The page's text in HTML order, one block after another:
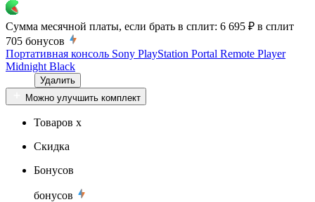
Сумма месячной платы, если брать в сплит: 6 695 ₽ в сплит
705 бонусов
Портативная консоль Sony PlayStation Portal Remote Player
Midnight Black
Удалить
Можно улучшить комплект
Товаров x
Скидка
Бонусов
бонусов